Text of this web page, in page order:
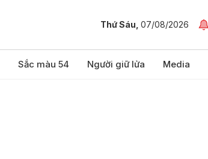
Thứ Sáu, 07/08/2026
Sắc màu 54 Người giữ lửa Media